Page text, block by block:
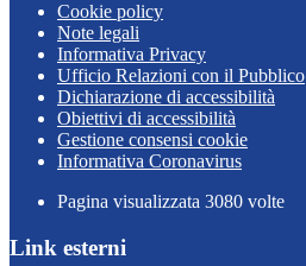
Cookie policy
Note legali
Informativa Privacy
Ufficio Relazioni con il Pubblico
Dichiarazione di accessibilità
Obiettivi di accessibilità
Gestione consensi cookie
Informativa Coronavirus
Pagina visualizzata 3080 volte
Link esterni